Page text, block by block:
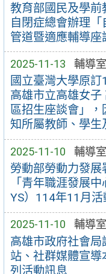
教育部國民及學前
自閉症總會辦理
管道暨適應輔導座
2025-11-13 輔導室
國立臺灣大學原
高雄市立高雄女
區招生座談會」
知所屬教師、學
2025-11-10 輔導室
勞動部勞動力發
「青年職涯發展
YS）114年11月活
2025-11-10 輔導室
高雄市政府社會
站、社群媒體宣
列活動訊息